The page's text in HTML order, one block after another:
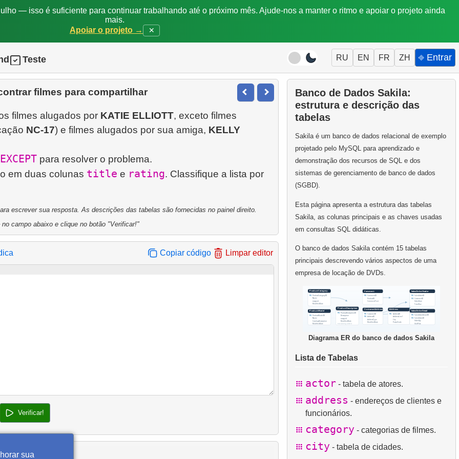
— isso é suficiente para continuar trabalhando até o próximo mês. Ajude-nos a manter o ritmo e apoiar o projeto ainda
mais.
Apoiar o projeto →
✕
Teste RU EN FR ZH ⎆ Entrar
filmes para compartilhar
filmes alugados por KATIE ELLIOTT, exceto filmes
NC-17) e filmes alugados por sua amiga, KELLY
EXCEPTpara resolver o problema.
em duas colunas title e rating. Classifique a lista por
escrever sua resposta. As descrições das tabelas são fornecidas no painel direito.
campo abaixo e clique no botão "Verificar!"
Copiar código Limpar editor
Verificar!
Banco de Dados Sakila:
estrutura e descrição das
tabelas
Sakila é um banco de dados relacional de exemplo
projetado pelo MySQL para aprendizado e
demonstração dos recursos de SQL e dos
sistemas de gerenciamento de banco de dados
(SGBD).
Esta página apresenta a estrutura das tabelas
Sakila, as colunas principais e as chaves usadas
em consultas SQL didáticas.
O banco de dados Sakila contém 15 tabelas
principais descrevendo vários aspectos de uma
empresa de locação de DVDs.
Diagrama ER do banco de dados Sakila
Lista de Tabelas
actor - tabela de atores.
address - endereços de clientes e
funcionários.
category - categorias de filmes.
city - tabela de cidades.
sua